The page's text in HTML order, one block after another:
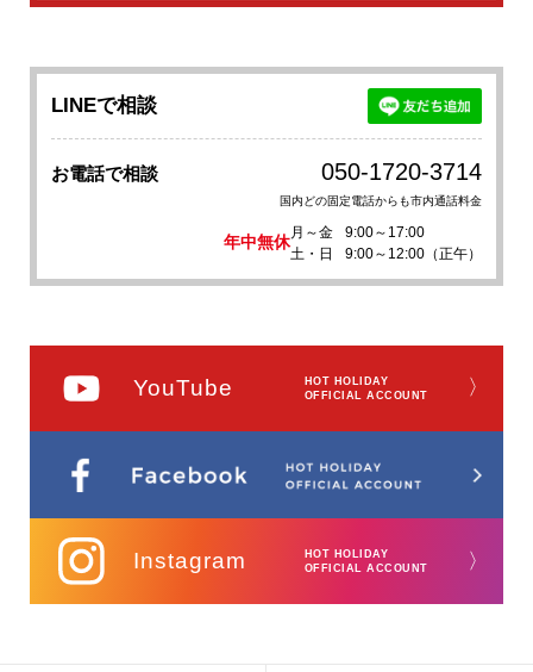
LINEで相談
お電話で相談 050-1720-3714
国内どの固定電話からも市内通話料金
年中無休
月～金
9:00～17:00
土・日
9:00～12:00（正午）
YouTube
HOT HOLIDAY
OFFICIAL ACCOUNT
〉
Instagram
HOT HOLIDAY
OFFICIAL ACCOUNT
〉